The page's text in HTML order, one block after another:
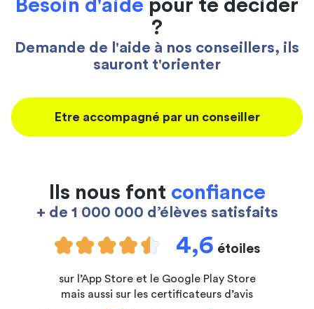
Besoin d'aide pour te décider
?
Demande de l'aide à nos conseillers, ils
sauront t'orienter
Etre accompagné par un conseiller
Ils nous font confiance
+ de 1 000 000 d’élèves satisfaits
4,6 étoiles
sur l’App Store et le Google Play Store
mais aussi sur les certificateurs d’avis